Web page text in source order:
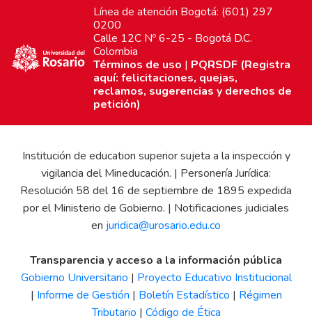
Línea de atención Bogotá: (601) 297
0200
Calle 12C Nº 6-25 - Bogotá D.C.
Colombia
Términos de uso | PQRSDF (Registra
aquí: felicitaciones, quejas,
reclamos, sugerencias y derechos de
petición)
Institución de education superior sujeta a la inspección y
vigilancia del Mineducación. | Personería Jurídica:
Resolución 58 del 16 de septiembre de 1895 expedida
por el Ministerio de Gobierno. | Notificaciones judiciales
en juridica@urosario.edu.co
Transparencia y acceso a la información pública
Gobierno Universitario | Proyecto Educativo Institucional
| Informe de Gestión | Boletín Estadístico | Régimen
Tributario | Código de Ética